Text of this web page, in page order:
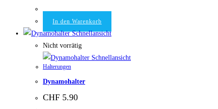
In den Warenkorb
Schnellansicht
Nicht vorrätig
Schnellansicht
Halterungen
Dynamohalter
CHF 5.90